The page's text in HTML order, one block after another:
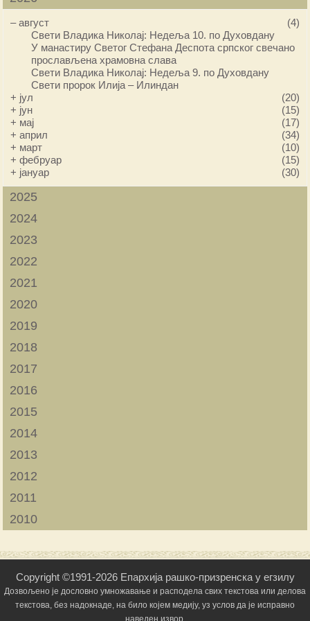
–август
(4)
Свети Владика Николај: Недеља 10. по Духовдану
У манастиру Светог Стефана Деспота српског свечано
прослављена храмовна слава
Свети Владика Николај: Недеља 9. по Духовдану
Свети пророк Илија – Илиндан
+ јул
(20)
+ јун
(15)
+ мај
(17)
+април
(34)
+ март
(10)
+фебруар
(15)
+ јануар (30)
2025
2024
2023
2022
2021
2020
2019
2018
2017
2016
2015
2014
2013
2012
2011
2010
Copyright ©1991-2026 Епархија рашко-призренска у егзилу
Дозвољено је дословно умножавање и расподела свих текстова или делова
текстова, без надокнаде, на било којем медију, уз услов да је исправно
наведен извор.